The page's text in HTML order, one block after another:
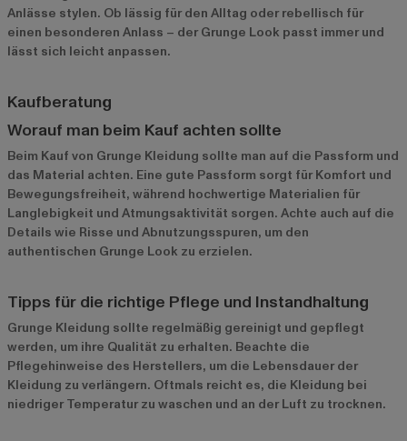
Anlässe stylen. Ob lässig für den Alltag oder rebellisch für
einen besonderen Anlass – der Grunge Look passt immer und
lässt sich leicht anpassen.
Kaufberatung
Worauf man beim Kauf achten sollte
Beim Kauf von Grunge Kleidung sollte man auf die Passform und
das Material achten. Eine gute Passform sorgt für Komfort und
Bewegungsfreiheit, während hochwertige Materialien für
Langlebigkeit und Atmungsaktivität sorgen. Achte auch auf die
Details wie Risse und Abnutzungsspuren, um den
authentischen Grunge Look zu erzielen.
Tipps für die richtige Pflege und Instandhaltung
Grunge Kleidung sollte regelmäßig gereinigt und gepflegt
werden, um ihre Qualität zu erhalten. Beachte die
Pflegehinweise des Herstellers, um die Lebensdauer der
Kleidung zu verlängern. Oftmals reicht es, die Kleidung bei
niedriger Temperatur zu waschen und an der Luft zu trocknen.